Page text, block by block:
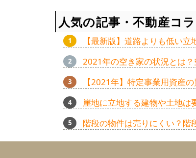
人気の記事・不動産コ
【最新版】道路よりも低い
2021年の空き家の状況とは
【2021年】特定事業用資産
崖地に立地する建物や土地は
階段の物件は売りにくい？階